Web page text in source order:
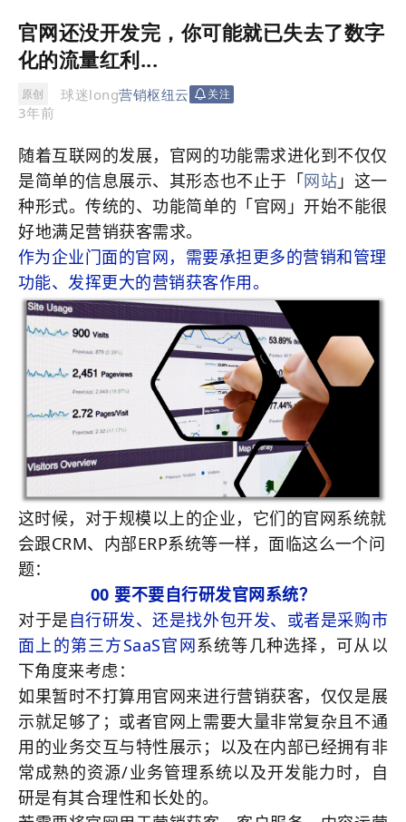
官网还没开发完，你可能就已失去了数字
化的流量红利...
原创 球迷long营销枢纽云 关注
3年前
随着互联网的发展，官网的功能需求进化到不仅仅
是简单的信息展示、其形态也不止于「网站 」这一
种形式。传统的、功能简单的「官网」开始不能很
好地满足营销获客需求。
作为企业门面的官网，需要承担更多的营销和管理
功能、发挥更大的营销获客作用。
这时候，对于规模以上的企业，它们的官网系统就
会跟CRM、内部ERP系统等一样，面临这么一个问
题：
00 要不要自行研发官网系统？
对于是 自行研发、还是找外包开发、或者是采购市
面上的第三方SaaS官网系统等几种选择，可从以
下角度来考虑：
如果暂时不打算用官网来进行营销获客，仅仅是展
示就足够了；或者官网上需要大量非常复杂且不通
用的业务交互与特性展示；以及在内部已经拥有非
常成熟的资源/业务管理系统以及开发能力时，自
研是有其合理性和长处的。